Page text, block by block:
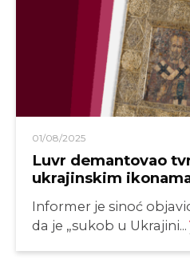
PRIJAVI LAŽNU VEST!
01/08/2025
Luvr demantovao
ukrajinskim
Informer je sinoć
da je „sukob u Ukrajini...